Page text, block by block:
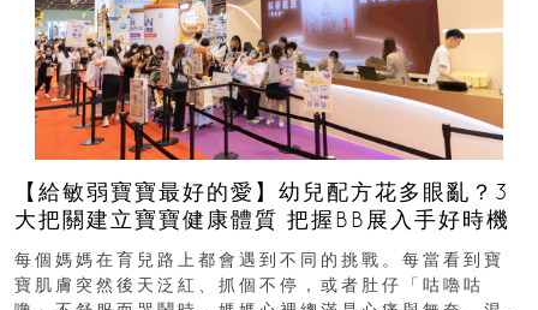
【給敏弱寶寶最好的愛】幼兒配方花多眼亂？3
大把關建立寶寶健康體質 把握BB展入手好時機
每個媽媽在育兒路上都會遇到不同的挑戰。每當看到寶
寶肌膚突然後天泛紅、抓個不停，或者肚仔「咕嚕咕